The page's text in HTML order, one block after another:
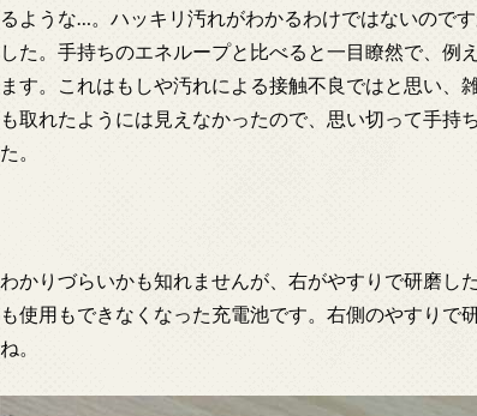
るような…。ハッキリ汚れがわかるわけではないので
した。手持ちのエネループと比べると一目瞭然で、例
ます。これはもしや汚れによる接触不良ではと思い、
も取れたようには見えなかったので、思い切って手持
た。
わかりづらいかも知れませんが、右がやすりで研磨し
も使用もできなくなった充電池です。右側のやすりで
ね。